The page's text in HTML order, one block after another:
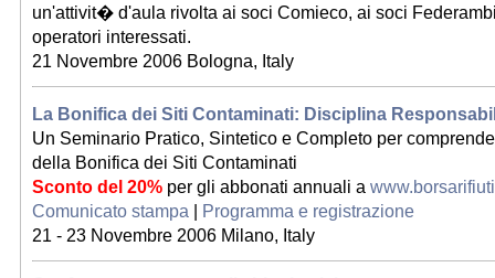
un'attivit� d'aula rivolta ai soci Comieco, ai soci
operatori interessati.
21 Novembre 2006 Bologna, Italy
La Bonifica dei Siti Contaminati: Disciplina
Un Seminario Pratico, Sintetico e Completo per
della Bonifica dei Siti Contaminati
Sconto del 20% per gli abbonati annuali a
Comunicato stampa | Programma e registrazione
21 - 23 Novembre 2006 Milano, Italy